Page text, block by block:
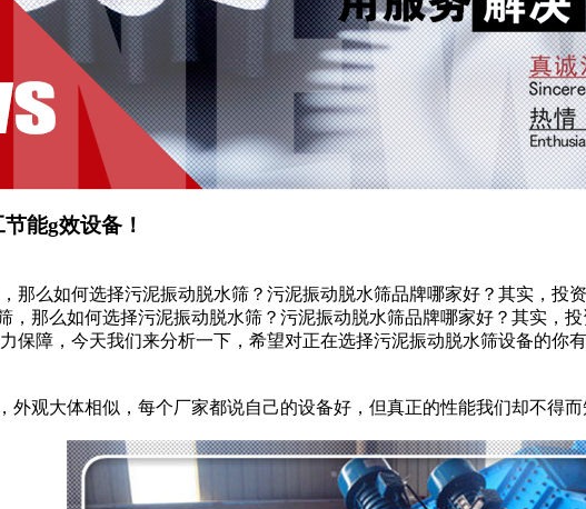
能g效设备！
那么如何选择污泥振动脱水筛？污泥振动脱水筛品牌哪家好？其实，投
那么如何选择污泥振动脱水筛？污泥振动脱水筛品牌哪家好？其实，
保障，今天我们来分析一下，希望对正在选择污泥振动脱水筛设备的你有
观大体相似，每个厂家都说自己的设备好，但真正的性能我们却不得